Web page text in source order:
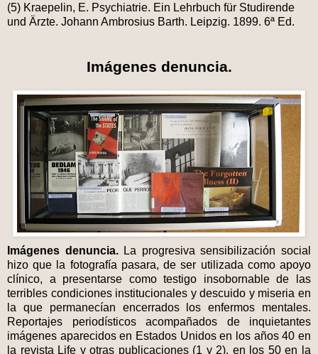
(5) Kraepelin, E. Psychiatrie. Ein Lehrbuch für Studirende
und Ärzte. Johann Ambrosius Barth. Leipzig. 1899. 6ª Ed.
Imágenes denuncia.
Imágenes denuncia.La progresiva sensibilización social
hizo que la fotografía pasara, de ser utilizada como apoyo
clínico, a presentarse como testigo insobornable de las
terribles condiciones institucionales y descuido y miseria en
la que permanecían encerrados los enfermos mentales.
Reportajes periodísticos acompañados de inquietantes
imágenes aparecidos en Estados Unidos en los años 40 en
la revista Life y otras publicaciones (1 y 2), en los 50 en la